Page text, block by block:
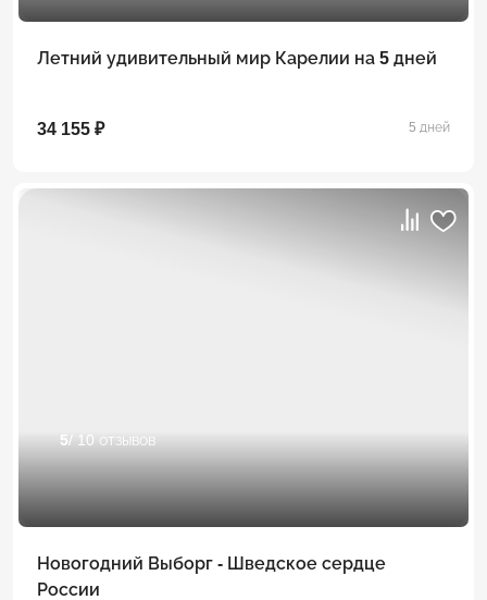
Летний удивительный мир Карелии на 5 дней
34 155 ₽ 5 дней
5/ 10 отзывов
Новогодний Выборг - Шведское сердце
России